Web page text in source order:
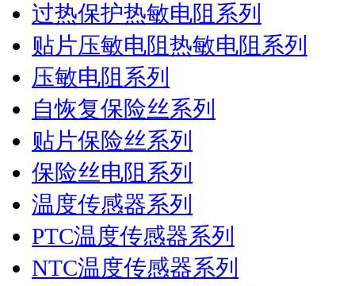
过热保护热敏电阻系列
贴片压敏电阻热敏电阻系列
压敏电阻系列
自恢复保险丝系列
贴片保险丝系列
保险丝电阻系列
温度传感器系列
PTC温度传感器系列
NTC温度传感器系列